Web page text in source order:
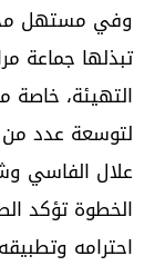
وفي مستهل
تبذلها جماعة
التهيئة، خاصة
لتوسعة عدد من
علال الفاسي
الخطوة تؤكد
احترامه